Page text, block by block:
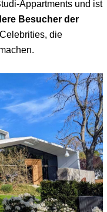
Appartments und ist
Besucher der
die